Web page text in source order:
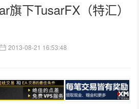
旗下TusarFX（特汇）
2013-08-21 16:53:48